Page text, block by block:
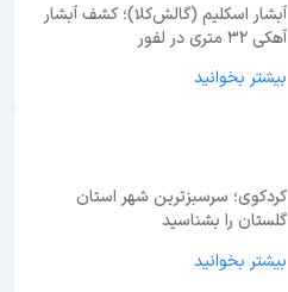
آبشار اسکلیم (گالش‌کلا)؛ کشف آبشار
آهکی ۳۲ متری در لفور
بیشتر بخوانید
کردکوی؛ سرسبزترین شهر استان
گلستان را بشناسید
بیشتر بخوانید